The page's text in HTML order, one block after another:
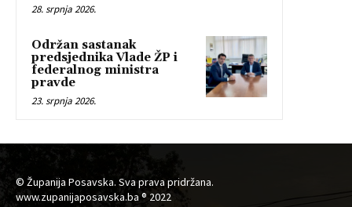
28. srpnja 2026.
Održan sastanak
predsjednika Vlade ŽP i
federalnog ministra
pravde
23. srpnja 2026.
© Županija Posavska. Sva prava pridržana.
www.zupanijaposavska.ba ® 2022